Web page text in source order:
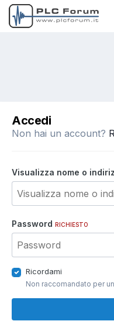
Accedi
Non hai un account?
Visualizza nome o
Password RICHIESTO
Ricordami
Non raccomandato per